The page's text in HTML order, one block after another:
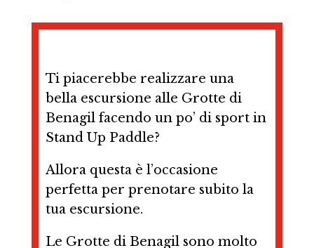
Ti piacerebbe realizzare una
bella escursione alle Grotte di
Benagil facendo un po’ di sport in
Stand Up Paddle?
Allora questa è l’occasione
perfetta per prenotare subito la
tua escursione.
Le Grotte di Benagil sono molto